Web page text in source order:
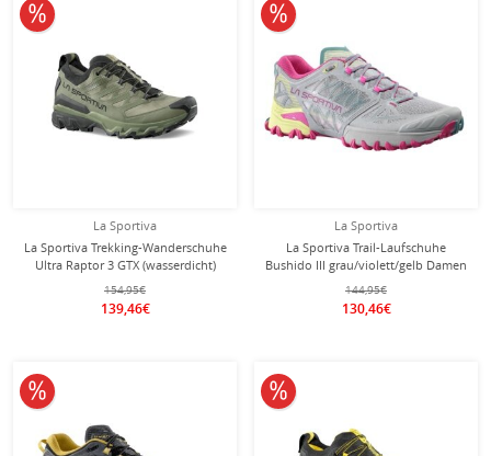
La Sportiva
La Sportiva Trekking-Wanderschuhe
Ultra Raptor 3 GTX (wasserdicht)
dunkelgrün/schwarz Herren
154,95€
139,46€
10% reduziert
La Sportiva
La Sportiva Trail-Laufschuhe
Bushido III grau/violett/gelb Damen
144,95€
130,46€
10% reduziert
10% reduziert 10% reduziert